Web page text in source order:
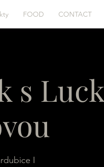
FOOD CONTACT
s
I